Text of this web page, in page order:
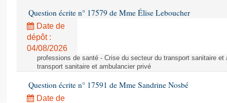
Question écrite n° 17579 de Mme Élise Leboucher
Date de
dépôt :
04/08/2026
professions de santé - Crise du secteur du transport sanitaire
transport sanitaire et ambulancier privé
Question écrite n° 17591 de Mme Sandrine Nosbé
Date de